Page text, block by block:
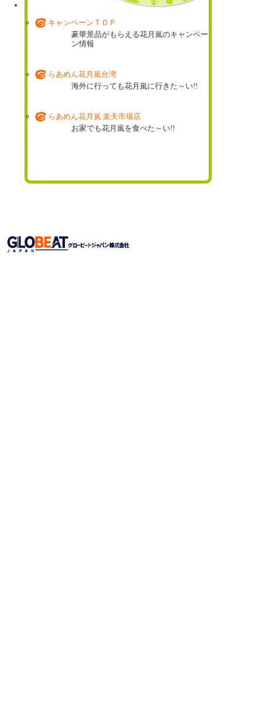
キャンペーンＴＯＰ
豪華景品がもらえる花月嵐のキャンペー
ン情報
らあめん花月嵐台湾
海外に行っても花月嵐に行きた～い!!
らあめん花月嵐 楽天市場店
お家でも花月嵐を食べた～い!!